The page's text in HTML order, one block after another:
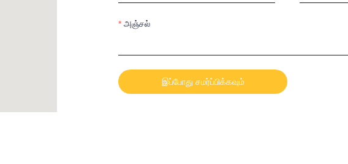
அஞ்சல்
இப்போது சமர்ப்பிக்கவும்